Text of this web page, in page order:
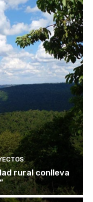
rural conlleva